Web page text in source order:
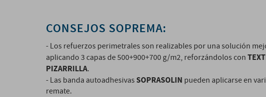
CONSEJOS SOPREMA:
- Los refuerzos perimetrales son realizables por una solución
aplicando 3 capas de 500+900+700 g/m2, reforzándolos con
PIZARRILLA.
- Las banda autoadhesivasSOPRASOLIN pueden aplicarse en
remate.